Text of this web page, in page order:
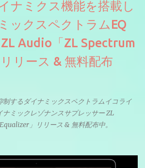
ナミクス機能を搭載し
ックスペクトラムEQ
Audio「ZL Spectrum
リース & 無料配布
制するダイナミックスペクトラムイコライ
ナミックレゾナンスサプレッサー ZL
」リリース & 無料配布中。